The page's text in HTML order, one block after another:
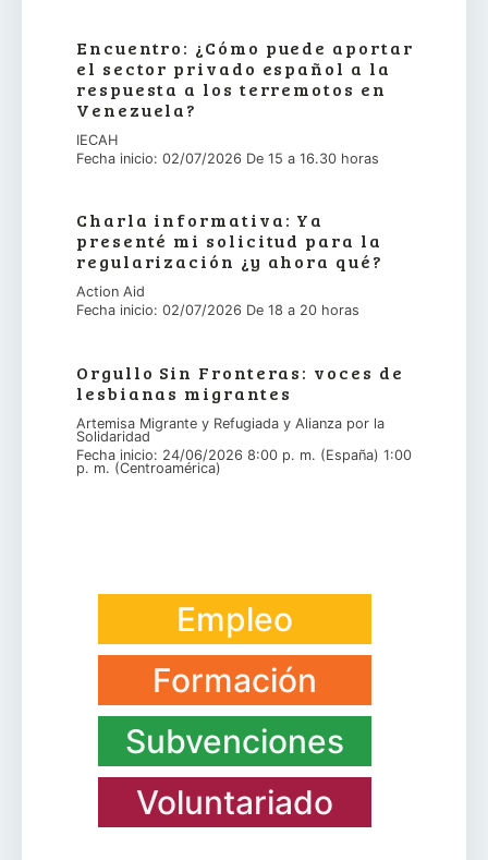
Encuentro: ¿Cómo puede aportar
el sector privado español a la
respuesta a los terremotos en
Venezuela?
IECAH
Fecha inicio: 02/07/2026 De 15 a 16.30 horas
Charla informativa: Ya
presenté mi solicitud para la
regularización ¿y ahora qué?
Action Aid
Fecha inicio: 02/07/2026 De 18 a 20 horas
Orgullo Sin Fronteras: voces de
lesbianas migrantes
Artemisa Migrante y Refugiada y Alianza por la
Solidaridad
Fecha inicio: 24/06/2026 8:00 p. m. (España) 1:00
p. m. (Centroamérica)
Empleo
Formación
Subvenciones
Voluntariado